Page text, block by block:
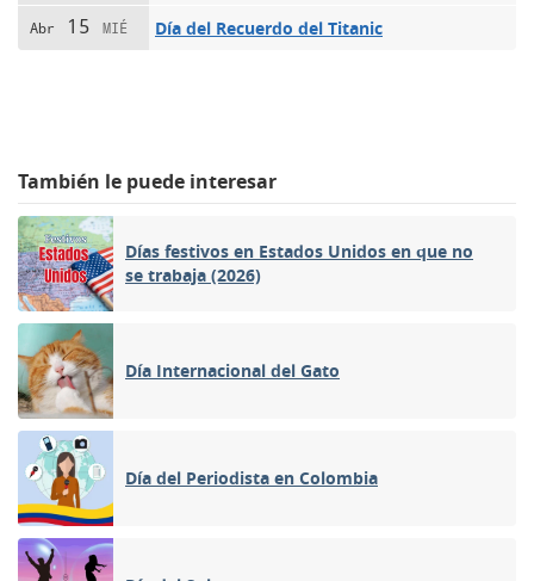
Abr 15 MIÉ Día del Recuerdo del Titanic
También le puede interesar
Días festivos en Estados Unidos en que no
se trabaja (2026)
Día Internacional del Gato
Día del Periodista en Colombia